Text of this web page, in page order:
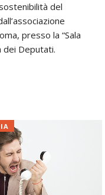
del
presso la “Sala
dei Deputati.